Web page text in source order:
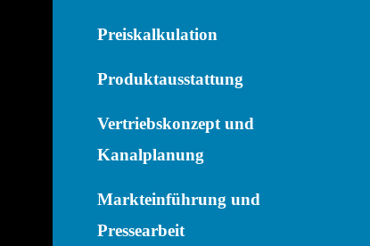
Preis­kal­ku­la­tion
Produkt­aus­stat­tung
Vertriebs­kon­zept und
Kanalplanung
Markt­ein­füh­rung und
Pressearbeit